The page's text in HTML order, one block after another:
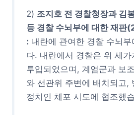
2) 조지호 전 경찰청장과 김
등 경찰 수뇌부에 대한 재판
: 내란에 관여한 경찰 수뇌
다. 내란에서 경찰은 위 세
투입되었으며, 계엄군과 보
와 선관위 주변에 배치되고,
정치인 체포 시도에 협조했